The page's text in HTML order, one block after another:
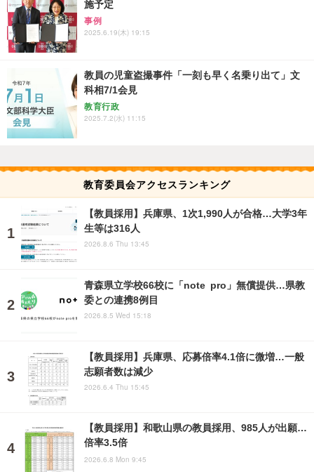
施予定
事例
2025.6.19(木) 19:15
教員の児童盗撮事件「一刻も早く名乗り出て」文
科相7/1会見
教育行政
2025.7.2(水) 11:15
教育委員会アクセスランキング
【教員採用】兵庫県、1次1,990人が合格…大学3年
生等は316人
2026.8.6 Thu 13:45
青森県立学校66校に「note pro」無償提供…県教
委との連携8例目
2026.8.5 Wed 15:18
【教員採用】兵庫県、応募倍率4.1倍に微増…一般
志願者数は減少
2026.6.4 Thu 15:45
【教員採用】和歌山県の教員採用、985人が出願…
倍率3.5倍
2026.6.8 Mon 9:45